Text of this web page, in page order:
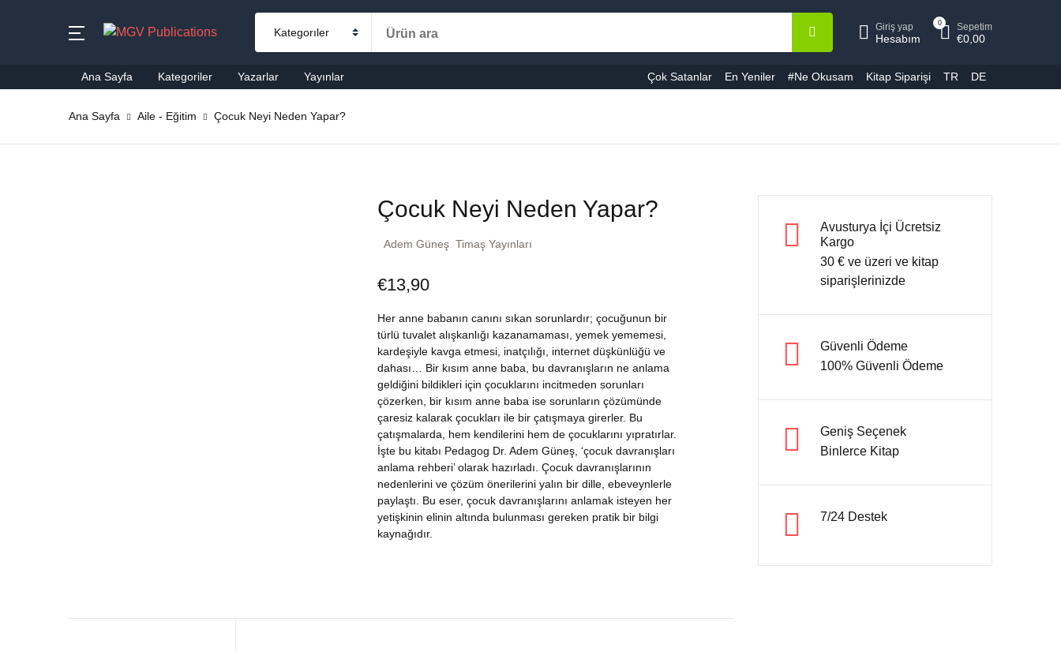
Giriş yap
Hesabım
0 Sepetim
€0,00
Ana Sayfa Kategoriler Yazarlar Yayınlar Çok Satanlar En Yeniler #Ne Okusam Kitap Siparişi TR DE
Başvuru – Kaynak
Bestseller
Çocuk Kitapları
Dini Kitaplar
Dünya Klasikleri
Edebiyat
Felsefe
Fransızca
Ingilizce
Psikoloji
Kapat
Kapat
Ana Sayfa Aile - Eğitim Çocuk Neyi Neden Yapar?
Çocuk Neyi Neden Yapar?
Adem Güneş Timaş Yayınları
€13,90
Her anne babanın canını sıkan sorunlardır; çocuğunun bir
türlü tuvalet alışkanlığı kazanamaması, yemek yememesi,
kardeşiyle kavga etmesi, inatçılığı, internet düşkünlüğü ve
dahası… Bir kısım anne baba, bu davranışların ne anlama
geldiğini bildikleri için çocuklarını incitmeden sorunları
çözerken, bir kısım anne baba ise sorunların çözümünde
çaresiz kalarak çocukları ile bir çatışmaya girerler. Bu
çatışmalarda, hem kendilerini hem de çocuklarını yıpratırlar.
İşte bu kitabı Pedagog Dr. Adem Güneş, ‘çocuk davranışları
anlama rehberi’ olarak hazırladı. Çocuk davranışlarının
nedenlerini ve çözüm önerilerini yalın bir dille, ebeveynlerle
paylaştı. Bu eser, çocuk davranışlarını anlamak isteyen her
yetişkinin elinin altında bulunması gereken pratik bir bilgi
kaynağıdır.
Avusturya İçi Ücretsiz
Kargo
30 € ve üzeri ve kitap
siparişlerinizde
Güvenli Ödeme
100% Güvenli Ödeme
Geniş Seçenek
Binlerce Kitap
7/24 Destek